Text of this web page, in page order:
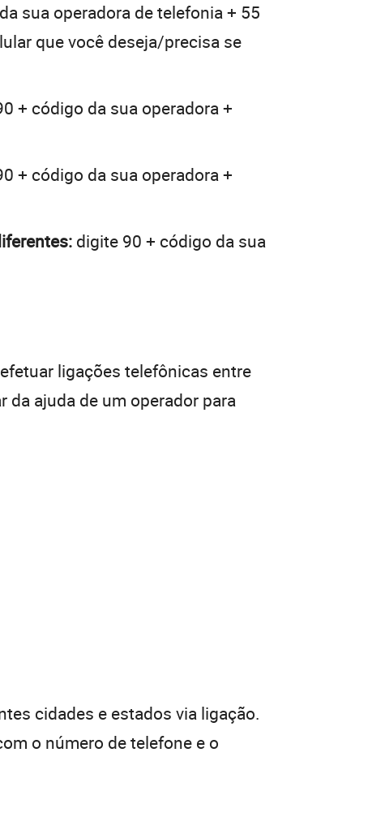
sua operadora de telefonia + 55
que você deseja/precisa se
+ código da sua operadora +
+ código da sua operadora +
digite 90 + código da sua
ligações telefônicas entre
da ajuda de um operador para
cidades e estados via ligação.
o número de telefone e o